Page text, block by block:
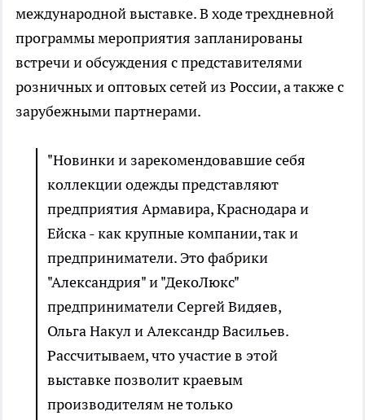
международной выставке. В ходе трехдневной
программы мероприятия запланированы
встречи и обсуждения с представителями
розничных и оптовых сетей из России, а также с
зарубежными партнерами.
"Новинки и зарекомендовавшие себя
коллекции одежды представляют
предприятия Армавира, Краснодара и
Ейска - как крупные компании, так и
предприниматели. Это фабрики
"Александрия" и "ДекоЛюкс"
предприниматели Сергей Видяев,
Ольга Накул и Александр Васильев.
Рассчитываем, что участие в этой
выставке позволит краевым
производителям не только